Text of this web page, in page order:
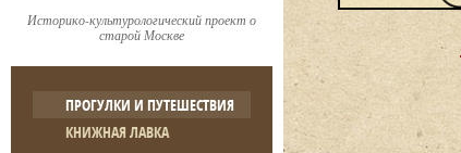
Историко-культурологический проект о
старой Москве
ПРОГУЛКИ И ПУТЕШЕСТВИЯ
КНИЖНАЯ ЛАВКА